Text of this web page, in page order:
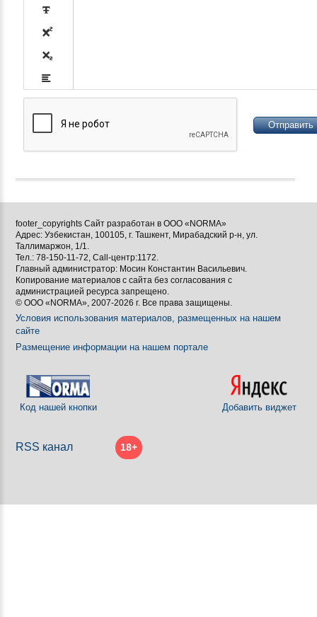







[BBCODE]
footer_copyrights Сайт разработан в ООО «NORMA»
Адрес: Узбекистан, 100105, г. Ташкент, Мирабадский р-н, ул.
Таллимаржон, 1/1.
Тел.: 78-150-11-72, Call-центр:1172.
Главный администратор: Мосин Константин Васильевич.
Копирование материалов с сайта без согласования с
администрацией ресурса запрещено.
© ООО «NORMA», 2007-2026 г. Все права защищены.
Условия использования материалов, размещенных на нашем
сайте
Размещение информации на нашем портале
Код нашей кнопки Добавить виджет
RSS канал 18+